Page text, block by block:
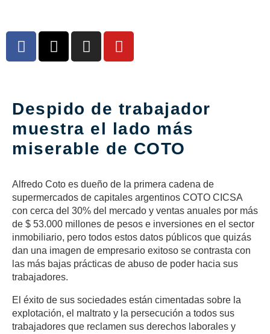
Despido de trabajador
muestra el lado más
miserable de COTO
Alfredo Coto es dueño de la primera cadena de
supermercados de capitales argentinos COTO CICSA
con cerca del 30% del mercado y ventas anuales por más
de $ 53.000 millones de pesos e inversiones en el sector
inmobiliario, pero todos estos datos públicos que quizás
dan una imagen de empresario exitoso se contrasta con
las más bajas prácticas de abuso de poder hacia sus
trabajadores.
El éxito de sus sociedades están cimentadas sobre la
explotación, el maltrato y la persecución a todos sus
trabajadores que reclamen sus derechos laborales y